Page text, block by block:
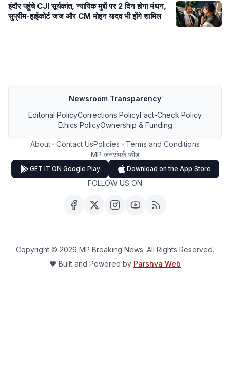
इंदौर पहुंचे CJI सूर्यकांत, न्यायिक मुद्दों पर 2 दिन होगा मंथन,
सुप्रीम-हाईकोर्ट जज और CM मोहन यादव भी होंगे शामिल
Newsroom Transparency
Editorial PolicyCorrections PolicyFact-Check Policy
Ethics PolicyOwnership & Funding
About Contact UsPolicies
Terms and Conditions
MP जनसंपर्क फीड
GET IT ON Google Play Download on the App Store
FOLLOW US ON
Copyright © 2026 MP Breaking News. All Rights Reserved.
❤️ Built and Powered by Parshva Web